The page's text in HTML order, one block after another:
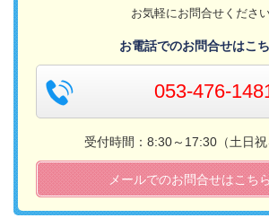
お気軽にお問合せくださ
お電話でのお問合せはこ
053-476-
受付時間：8:30～17:30（土日祝
メールでのお問合せはこちら